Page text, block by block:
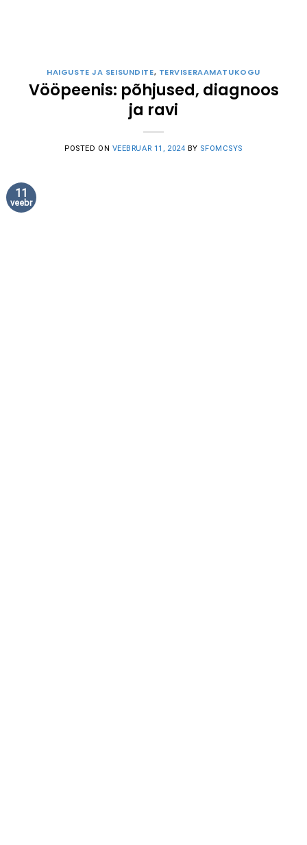
HAIGUSTE JA SEISUNDITE, TERVISERAAMATUKOGU
Vööpeenis: põhjused, diagnoos
ja ravi
POSTED ON VEEBRUAR 11, 2024 BY SFOMCSYS
11
veebr